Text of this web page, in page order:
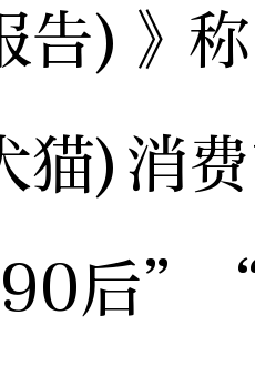
告)》
猫)消
后